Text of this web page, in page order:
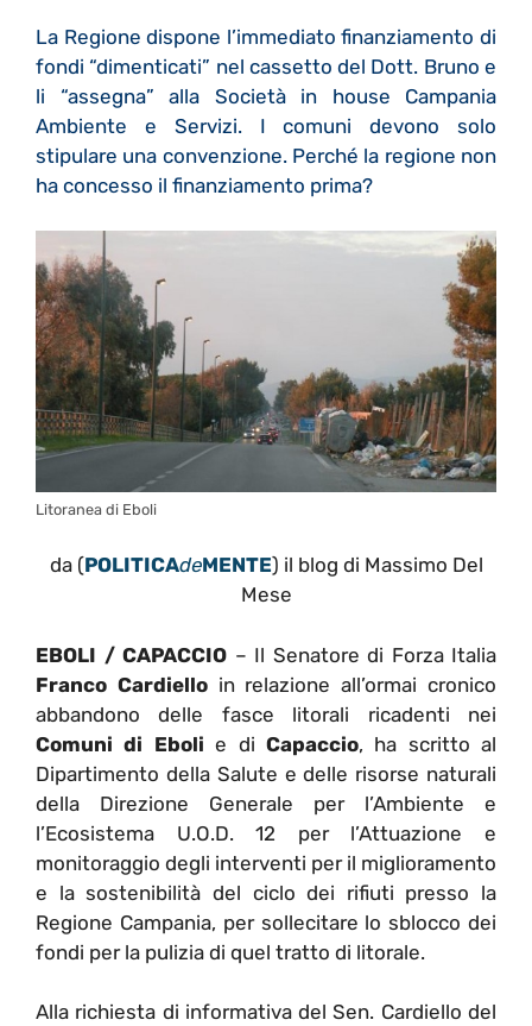
La Regione dispone l’immediato finanziamento di
fondi “dimenticati” nel cassetto del Dott. Bruno e
li “assegna” alla Società in house Campania
Ambiente e Servizi. I comuni devono solo
stipulare una convenzione. Perché la regione non
ha concesso il finanziamento prima?
Litoranea di Eboli
da (POLITICAdeMENTE) il blog di Massimo Del
Mese
EBOLI / CAPACCIO – Il Senatore di Forza Italia
Franco Cardielloin relazione all’ormai cronico
abbandono delle fasce litorali ricadenti nei
Comuni di Eboli e di Capaccio, ha scritto al
Dipartimento della Salute e delle risorse naturali
della Direzione Generale per l’Ambiente e
l’Ecosistema U.O.D. 12 per l’Attuazione e
monitoraggio degli interventi per il miglioramento
e la sostenibilità del ciclo dei rifiuti presso la
Regione Campania, per sollecitare lo sblocco dei
fondi per la pulizia di quel tratto di litorale.
Alla richiesta di informativa del Sen. Cardiello del